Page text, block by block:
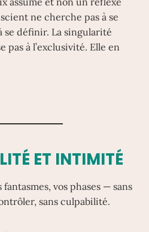
ne cherche pas à se
définir. La singularité
pas à l’exclusivité. Elle en
ET INTIMITÉ
vos phases — sans
sans culpabilité.